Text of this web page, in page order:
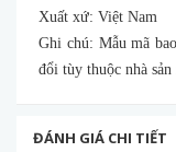
Xuất xứ: Việt Nam
Ghi chú: Mẫu mã
đổi tùy thuộc nhà sản
ĐÁNH GIÁ CHI TIẾT